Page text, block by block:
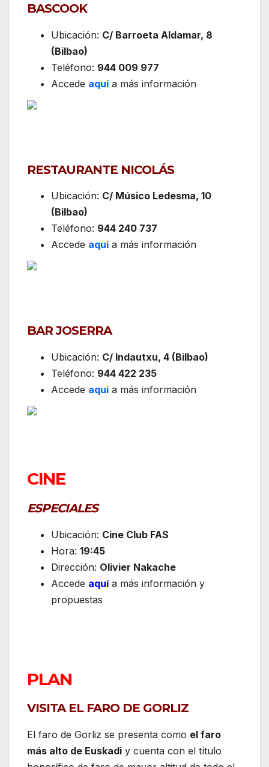
BASCOOK
Ubicación: C/ Barroeta Aldamar, 8
(Bilbao)
Teléfono: 944 009 977
Accede aquí a más información
RESTAURANTE NICOLÁS
Ubicación: C/ Músico Ledesma, 10
(Bilbao)
Teléfono: 944 240 737
Accede aquí a más información
BAR JOSERRA
Ubicación: C/ Indautxu, 4 (Bilbao)
Teléfono: 944 422 235
Accede aquí a más información
CINE
ESPECIALES
Ubicación: Cine Club FAS
Hora: 19:45
Dirección: Olivier Nakache
Accede aquí a más información y
propuestas
PLAN
VISITA EL FARO DE GORLIZ
El faro de Gorliz se presenta como el faro
más alto de Euskadi y cuenta con el título